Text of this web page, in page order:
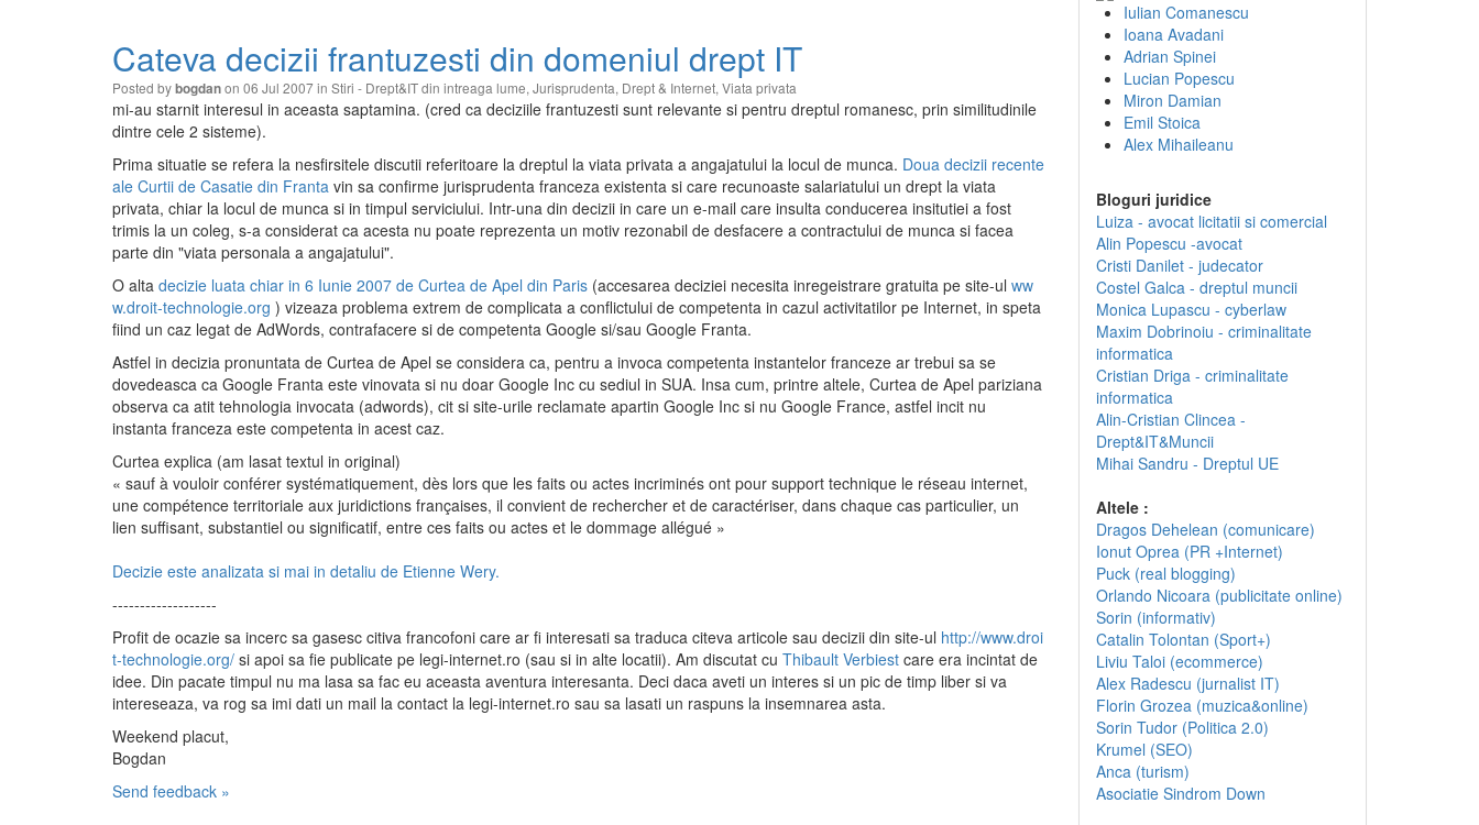
Cateva decizii frantuzesti din domeniul drept IT
Posted bybogdanon 06 Jul 2007 in Stiri - Drept&IT din intreaga lume, Jurisprudenta, Drept & Internet, Viata privata
mi-au starnit interesul in aceasta saptamina. (cred ca deciziile frantuzesti sunt relevante si pentru dreptul romanesc, prin similitudinile
dintre cele 2 sisteme).
Prima situatie se refera la nesfirsitele discutii referitoare la dreptul la viata privata a angajatului la locul de munca. Doua decizii recente
ale Curtii de Casatie din Franta vin sa confirme jurisprudenta franceza existenta si care recunoaste salariatului un drept la viata
privata, chiar la locul de munca si in timpul serviciului. Intr-una din decizii in care un e-mail care insulta conducerea insitutiei a fost
trimis la un coleg, s-a considerat ca acesta nu poate reprezenta un motiv rezonabil de desfacere a contractului de munca si facea
parte din "viata personala a angajatului".
O alta decizie luata chiar in 6 Iunie 2007 de Curtea de Apel din Paris (accesarea deciziei necesita inregeistrare gratuita pe site-ul ww
w.droit-technologie.org ) vizeaza problema extrem de complicata a conflictului de competenta in cazul activitatilor pe Internet, in speta
fiind un caz legat de AdWords, contrafacere si de competenta Google si/sau Google Franta.
Astfel in decizia pronuntata de Curtea de Apel se considera ca, pentru a invoca competenta instantelor franceze ar trebui sa se
dovedeasca ca Google Franta este vinovata si nu doar Google Inc cu sediul in SUA. Insa cum, printre altele, Curtea de Apel pariziana
observa ca atit tehnologia invocata (adwords), cit si site-urile reclamate apartin Google Inc si nu Google France, astfel incit nu
instanta franceza este competenta in acest caz.
Curtea explica (am lasat textul in original)
« sauf à vouloir conférer systématiquement, dès lors que les faits ou actes incriminés ont pour support technique le réseau internet,
une compétence territoriale aux juridictions françaises, il convient de rechercher et de caractériser, dans chaque cas particulier, un
lien suffisant, substantiel ou significatif, entre ces faits ou actes et le dommage allégué »
Decizie este analizata si mai in detaliu de Etienne Wery.
-------------------
Profit de ocazie sa incerc sa gasesc citiva francofoni care ar fi interesati sa traduca citeva articole sau decizii din site-ul http://www.droi
t-technologie.org/ si apoi sa fie publicate pe legi-internet.ro (sau si in alte locatii). Am discutat cu Thibault Verbiest care era incintat de
idee. Din pacate timpul nu ma lasa sa fac eu aceasta aventura interesanta. Deci daca aveti un interes si un pic de timp liber si va
intereseaza, va rog sa imi dati un mail la contact la legi-internet.ro sau sa lasati un raspuns la insemnarea asta.
Weekend placut,
Bogdan
Send feedback »
Iulian Comanescu
Ioana Avadani
Adrian Spinei
Lucian Popescu
Miron Damian
Emil Stoica
Alex Mihaileanu
Bloguri juridice
Luiza - avocat licitatii si comercial
Alin Popescu -avocat
Cristi Danilet - judecator
Costel Galca - dreptul muncii
Monica Lupascu - cyberlaw
Maxim Dobrinoiu - criminalitate
informatica
Cristian Driga - criminalitate
informatica
Alin-Cristian Clincea -
Drept&IT&Muncii
Mihai Sandru - Dreptul UE
Altele :
Dragos Dehelean (comunicare)
Ionut Oprea (PR +Internet)
Puck (real blogging)
Orlando Nicoara (publicitate online)
Sorin (informativ)
Catalin Tolontan (Sport+)
Liviu Taloi (ecommerce)
Alex Radescu (jurnalist IT)
Florin Grozea (muzica&online)
Sorin Tudor (Politica 2.0)
Krumel (SEO)
Anca (turism)
Asociatie Sindrom Down